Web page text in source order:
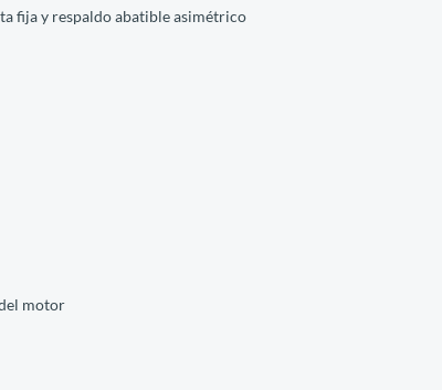
fija y respaldo abatible asimétrico
motor